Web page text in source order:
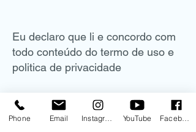
Eu declaro que li e concordo com
todo conteúdo do termo de uso e
politica de privacidade
Phone Email YouTube